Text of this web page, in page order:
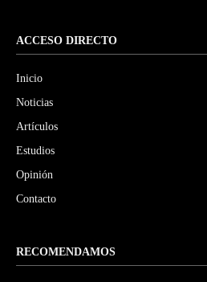
ACCESO DIRECTO
Inicio
Noticias
Artículos
Estudios
Opinión
Contacto
RECOMENDAMOS